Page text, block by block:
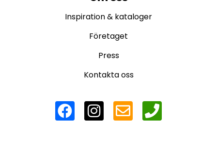
Inspiration & kataloger
Företaget
Press
Kontakta oss